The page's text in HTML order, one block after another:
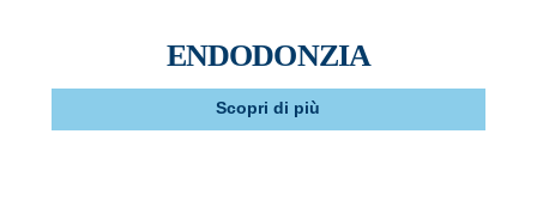
ENDODONZIA
Scopri di più